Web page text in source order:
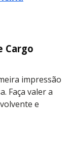
Cargo
impressão
Faça valer a
e